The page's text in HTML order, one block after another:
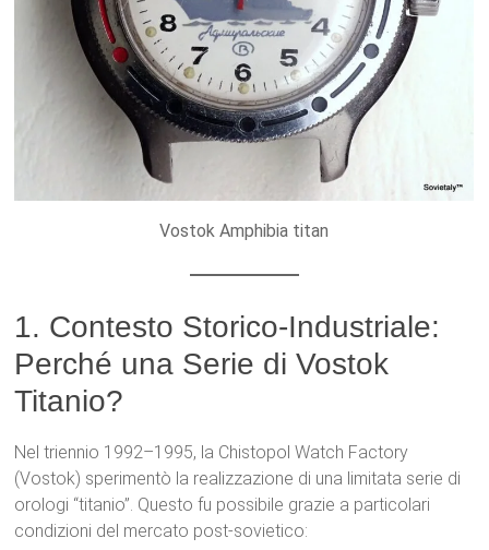
Vostok Amphibia titan
1. Contesto Storico-Industriale:
Perché una Serie di Vostok
Titanio?
Nel triennio 1992–1995, la Chistopol Watch Factory
(Vostok) sperimentò la realizzazione di una limitata serie di
orologi “titanio”. Questo fu possibile grazie a particolari
condizioni del mercato post-sovietico: